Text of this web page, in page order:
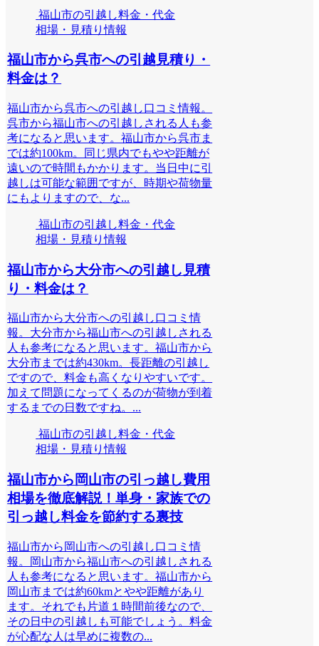
福山市の引越し料金・代金
相場・見積り情報
福山市から呉市への引越見積り・
料金は？
福山市から呉市への引越し口コミ情報。
呉市から福山市への引越しされる人も参
考になると思います。福山市から呉市ま
では約100km。同じ県内でもやや距離が
遠いので時間もかかります。当日中に引
越しは可能な範囲ですが、時期や荷物量
にもよりますので、な...
福山市の引越し料金・代金
相場・見積り情報
福山市から大分市への引越し見積
り・料金は？
福山市から大分市への引越し口コミ情
報。大分市から福山市への引越しされる
人も参考になると思います。福山市から
大分市までは約430km。長距離の引越し
ですので、料金も高くなりやすいです。
加えて問題になってくるのが荷物が到着
するまでの日数ですね。...
福山市の引越し料金・代金
相場・見積り情報
福山市から岡山市の引っ越し費用
相場を徹底解説！単身・家族での
引っ越し料金を節約する裏技
福山市から岡山市への引越し口コミ情
報。岡山市から福山市への引越しされる
人も参考になると思います。福山市から
岡山市までは約60kmとやや距離があり
ます。それでも片道１時間前後なので、
その日中の引越しも可能でしょう。料金
が心配な人は早めに複数の...